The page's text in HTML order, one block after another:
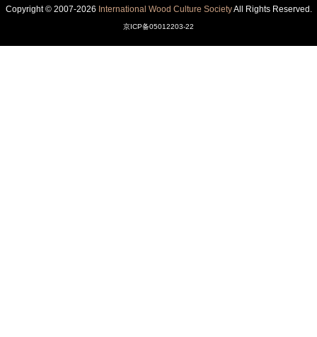
Copyright © 2007-2026 International Wood Culture SocietyAll Rights Reserved.
京ICP备05012203-22